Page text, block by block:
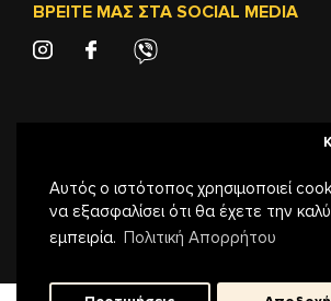
Αυτός ο ιστότοπος χρησιμοποιεί
να εξασφαλίσει ότι θα έχετε την
εμπειρία. Πολιτική Απορρήτου
ΒΡΕΊΤΕ ΜΑΣ ΣΤΑ SOCIAL MEDIA
© 2022 SURVIVAL. ALL RIGHTS